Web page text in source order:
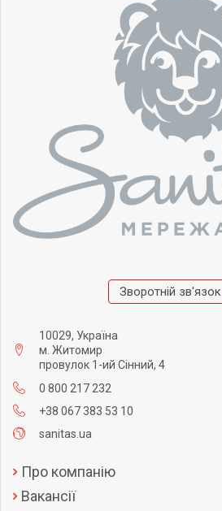
Зворотній зв'язок
10029, Україна
м. Житомир
провулок 1-ий Сінний, 4
0 800 217 232
+38 067 383 53 10
sanitas.ua
Про компанію
Вакансії